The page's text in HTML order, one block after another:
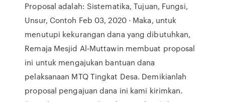
Proposal adalah: Sistematika, Tujuan, Fungsi,
Unsur, Contoh Feb 03, 2020 · Maka, untuk
menutupi kekurangan dana yang dibutuhkan,
Remaja Mesjid Al-Muttawin membuat proposal
ini untuk mengajukan bantuan dana
pelaksanaan MTQ Tingkat Desa. Demikianlah
proposal pengajuan dana ini kami kirimkan.